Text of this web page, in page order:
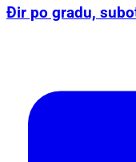
Đir po gradu,